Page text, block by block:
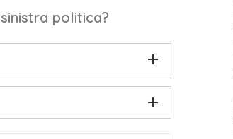
politica?